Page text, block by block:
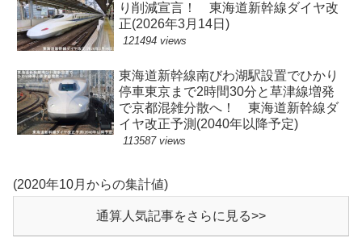
り削減宣言！ 東海道新幹線ダイヤ改
正(2026年3月14日)
121494 views
東海道新幹線南びわ湖駅設置でひかり
停車東京まで2時間30分と草津線増発
で京都混雑分散へ！ 東海道新幹線ダ
イヤ改正予測(2040年以降予定)
113587 views
(2020年10月からの集計値)
通算人気記事をさらに見る>>